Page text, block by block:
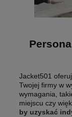
Jacket501
Twojej firmy w
wymagania,
miejscu czy
by uzyskać